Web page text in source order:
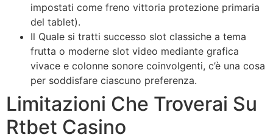
impostati come freno vittoria protezione primaria
del tablet).
Il Quale si tratti successo slot classiche a tema
frutta o moderne slot video mediante grafica
vivace e colonne sonore coinvolgenti, c’è una cosa
per soddisfare ciascuno preferenza.
Limitazioni Che Troverai Su
Rtbet Casino